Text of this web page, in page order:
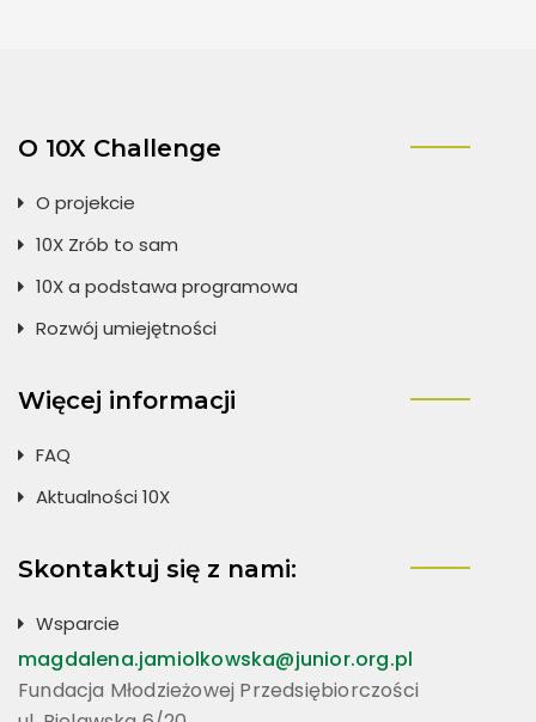
O 10X Challenge
O projekcie
10X Zrób to sam
10X a podstawa programowa
Rozwój umiejętności
Więcej informacji
FAQ
Aktualności 10X
Skontaktuj się z nami:
Wsparcie
magdalena.jamiolkowska@junior.org.pl
Fundacja Młodzieżowej Przedsiębiorczości